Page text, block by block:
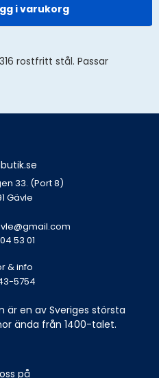
i varukorg
rostfritt stål. Passar
33. (Port 8)
Gävle
53 01
& info
5754
är en av Sveriges största
ända från 1400-talet.
på